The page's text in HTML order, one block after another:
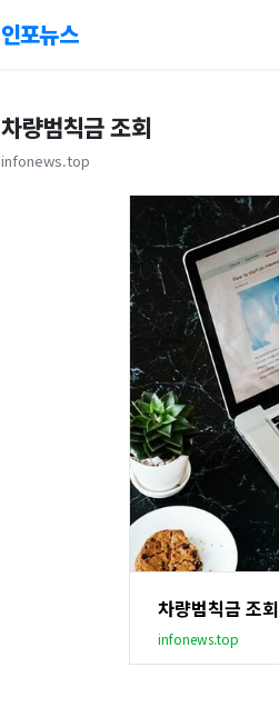
인포뉴스
차량범칙금 조회
infonews.top
차량범칙금 조회
infonews.top